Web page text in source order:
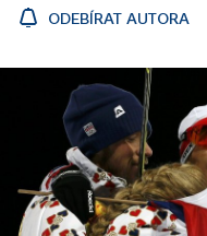
ODEBÍRAT AUTORA